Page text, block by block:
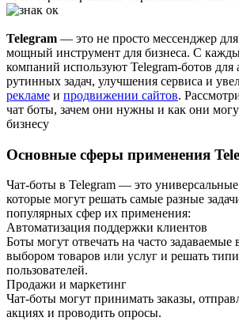
Telegram — это не просто мессенджер
мощный инструмент для бизнеса. С
компаний используют Telegram-ботов для
рутинных задач, улучшения сервиса и
рекламе и продвижении сайтов.
чат боты, зачем они нужны и как они
бизнесу
Основные сферы применения
Чат-боты в Telegram — это
которые могут решать самые разные
популярных сфер их применения:
Автоматизация поддержки клиентов
Боты могут отвечать на часто задаваемые
выбором товаров или услуг и решать
пользователей.
Продажи и маркетинг
Чат-боты могут принимать заказы,
акциях и проводить опросы.